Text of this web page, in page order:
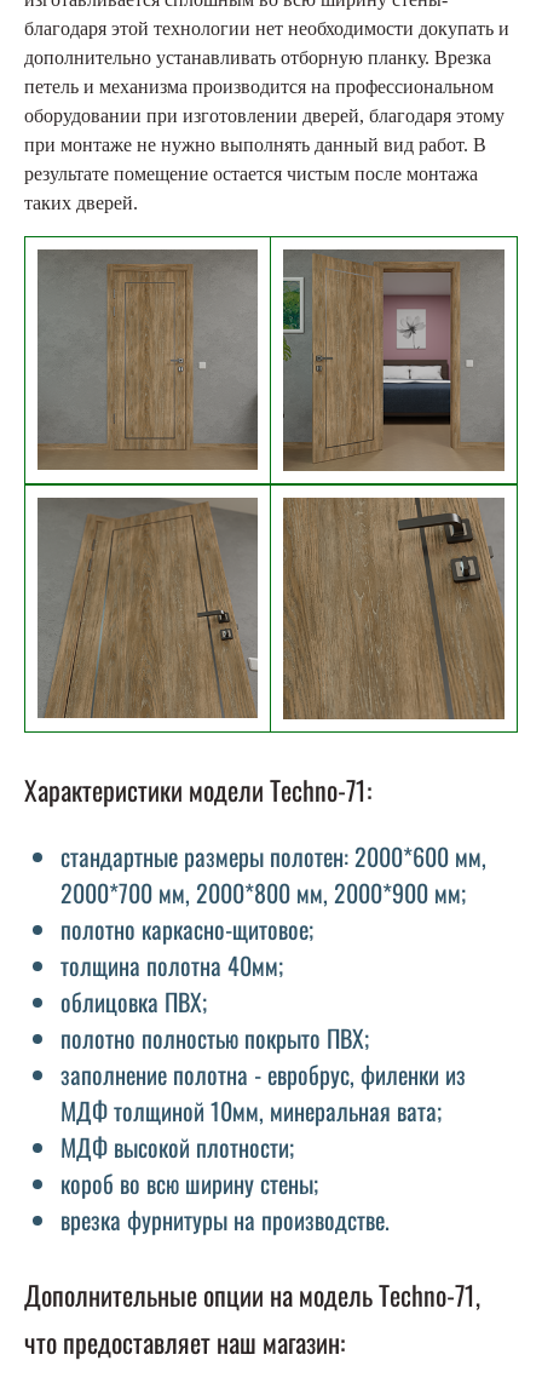
благодаря этой технологии нет необходимости докупать и
дополнительно устанавливать отборную планку. Врезка
петель и механизма производится на профессиональном
оборудовании при изготовлении дверей, благодаря этому
при монтаже не нужно выполнять данный вид работ. В
результате помещение остается чистым после монтажа
таких дверей.
Характеристики модели Techno-71:
стандартные размеры полотен: 2000*600 мм,
2000*700 мм, 2000*800 мм, 2000*900 мм;
полотно каркасно-щитовое;
толщина полотна 40мм;
облицовка ПВХ;
полотно полностью покрыто ПВХ;
заполнение полотна - евробрус, филенки из
МДФ толщиной 10мм, минеральная вата;
МДФ высокой плотности;
короб во всю ширину стены;
врезка фурнитуры на производстве.
Дополнительные опции на модель Techno-71,
что предоставляет наш магазин: